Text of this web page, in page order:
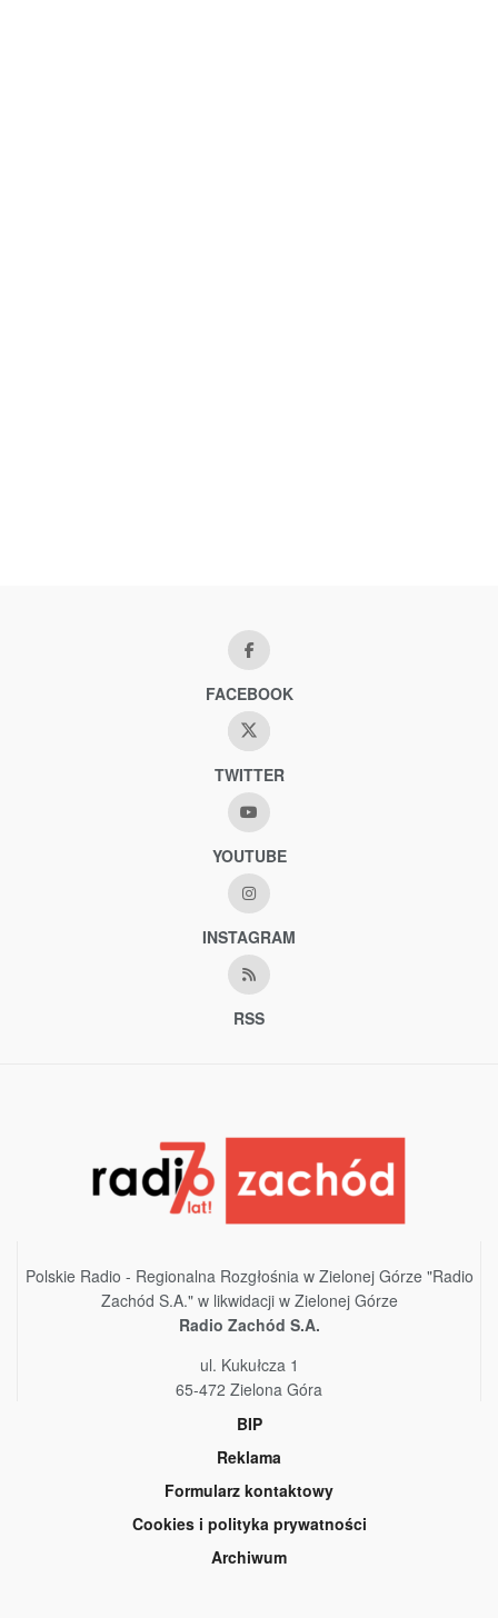
FACEBOOK
TWITTER
YOUTUBE
INSTAGRAM
RSS
Polskie Radio - Regionalna Rozgłośnia w Zielonej Górze "Radio
Zachód S.A." w likwidacji w Zielonej Górze
Radio Zachód S.A.
ul. Kukułcza 1
65-472 Zielona Góra
BIP
Reklama
Formularz kontaktowy
Cookies i polityka prywatności
Archiwum